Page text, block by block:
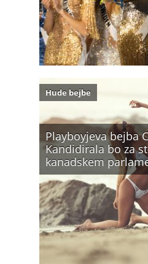
Playboyjeva bejba
Kandidirala bo za
kanadskem
Hude bejbe